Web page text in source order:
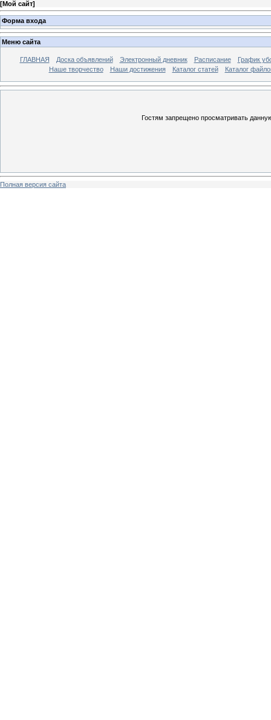
[Мой сайт]
Форма входа
Меню сайта
ГЛАВНАЯ Доска объявлений Электронный дневник Расписание
График
Наше творчество
Наши достижения Каталог статей Каталог
Гостям запрещено просматривать
Полная версия сайта